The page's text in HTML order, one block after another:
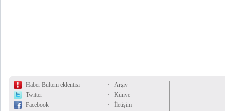
Haber Bülteni eklentisi
Twitter
Facebook
Arşiv
Künye
İletişim